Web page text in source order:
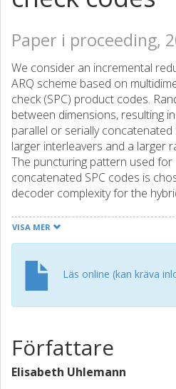
Paper i proceeding,
We consider an incremental
ARQ scheme based on
check (SPC) product codes.
between dimensions, resulting
parallel or serially concatenated
larger interleavers and a larger
The puncturing pattern used
concatenated SPC codes is
decoder complexity for the
been received. Given the
a maximum number of
per IR transmission in terms of
code rate, is suggested. With
is accepted following the
VISA MER
Läs online (kan kräva
Författare
Elisabeth Uhlemann